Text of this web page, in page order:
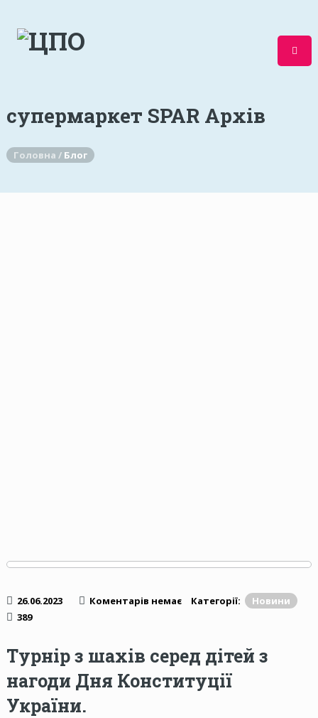
супермаркет SPAR Архів
Головна / Блог
26.06.2023 Коментарів немає Категорії:
Новини
389
Турнір з шахів серед дітей з
нагоди Дня Конституції
України.